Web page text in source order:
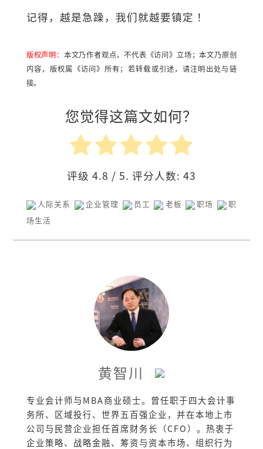
记得，越是急躁，我们就越要镇定 ！
版权声明： 本文乃作者观点，不代表《访问》立场；本文乃原创
内容，版权属《访问》所有；若转载或引述，请注明出处与链
接。
您觉得这篇文如何？
评级 4.8 / 5. 评分人数: 43
人际关系 企业管理 员工 老板 职场
职
场生活
黄智川
专业会计师与MBA商业硕士。曾任职于四大会计事
务所、区域投行、世界五百强企业，并在本地上市
公司与民营企业担任首席财务长（CFO）。热衷于
企业策略、战略金融、筹资与资本市场、组织行为